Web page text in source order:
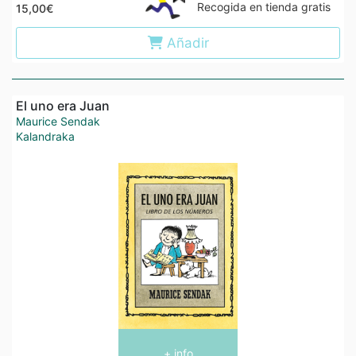
15,00€ Recogida en tienda gratis
Añadir
El uno era Juan
Maurice Sendak
Kalandraka